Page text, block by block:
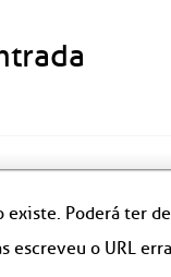
existe. Poderá ter
escreveu o URL